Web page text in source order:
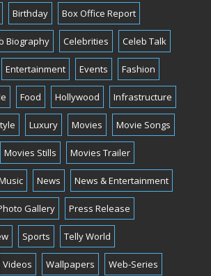
Birthday Box Office Report
Biography Celebrities Celeb Talk
Entertainment Events Fashion
Food Hollywood Infrastructure
Luxury Movies Movie Songs
Movies Stills Movies Trailer
News News & Entertainment
Gallery Press Release
Sports Telly World
Videos Wallpapers Web-Series